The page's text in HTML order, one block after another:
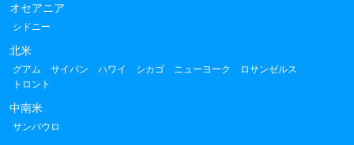
オセアニア
シドニー
北米
グアム サイパン ハワイ シカゴ ニューヨーク
ロサンゼルス
トロント
中南米
サンパウロ